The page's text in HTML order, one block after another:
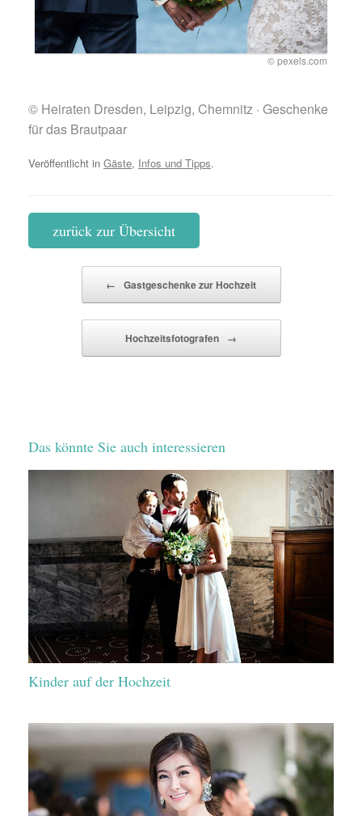
© pexels.com
© Heiraten Dresden, Leipzig, Chemnitz · Geschenke
für das Brautpaar
Veröffentlicht in Gäste, Infos und Tipps.
zurück zur Übersicht
← Gastgeschenke zur Hochzeit
Hochzeitsfotografen →
Das könnte Sie auch interessieren
Kinder auf der Hochzeit